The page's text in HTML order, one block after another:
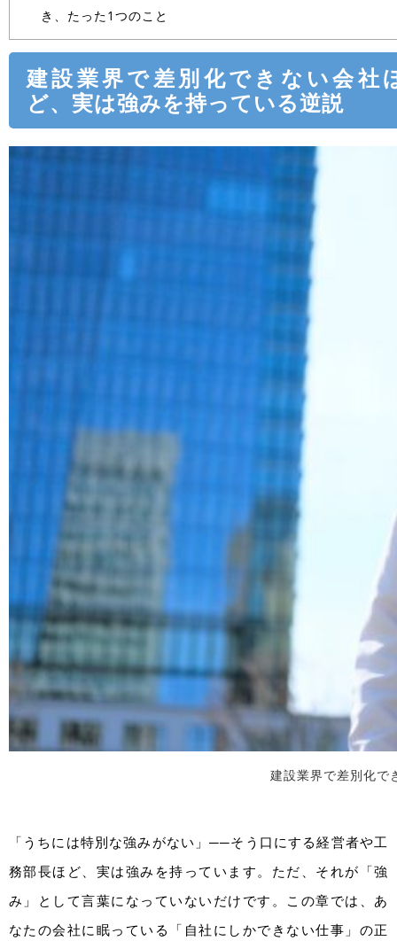
き、たった1つのこと
建設業界で差別化できない会社
ど、実は強みを持っている逆説
建設業界で差別化で
「うちには特別な強みがない」──そう口にする経営者や工
務部長ほど、実は強みを持っています。ただ、それが「強
み」として言葉になっていないだけです。この章では、あ
なたの会社に眠っている「自社にしかできない仕事」の正